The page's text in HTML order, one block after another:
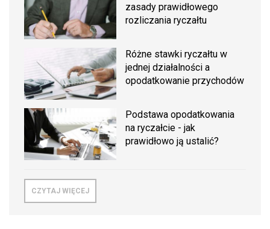
zasady prawidłowego
rozliczania ryczałtu
Różne stawki ryczałtu w
jednej działalności a
opodatkowanie przychodów
Podstawa opodatkowania
na ryczałcie - jak
prawidłowo ją ustalić?
CZYTAJ WIĘCEJ